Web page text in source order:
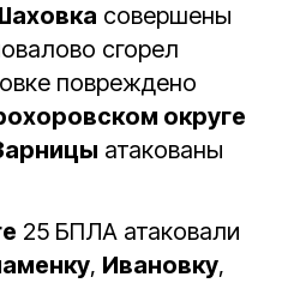
совершены
сгорел
повреждено
округе
атакованы
25 БПЛА атаковали
, Ивановку,